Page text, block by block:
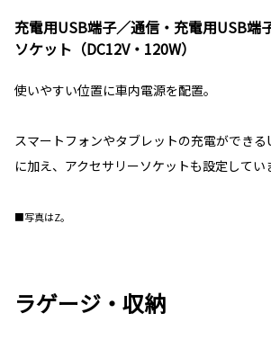
充電用USB端子／通信・充電用USB端
ソケット（DC12V・120W）
使いやすい位置に車内電源を配置。
スマートフォンやタブレットの充電ができる
に加え、アクセサリーソケットも設定してい
■写真はZ。
ラゲージ・収納